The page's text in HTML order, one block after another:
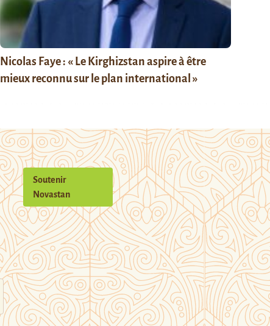
Nicolas Faye : « Le Kirghizstan aspire à être
mieux reconnu sur le plan international »
Soutenir
Novastan